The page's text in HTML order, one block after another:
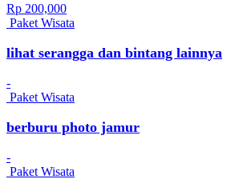
Rp 200,000
Paket Wisata
lihat serangga dan bintang lainnya
-
Paket Wisata
berburu photo jamur
-
Paket Wisata